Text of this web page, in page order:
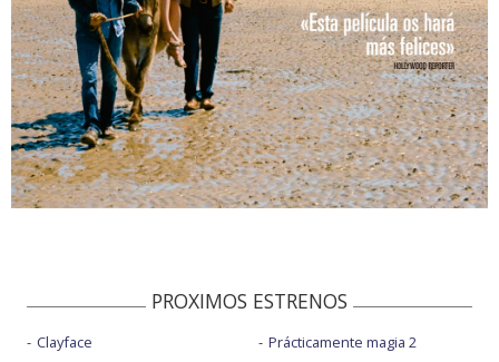
PROXIMOS ESTRENOS
Clayface
Prácticamente magia 2